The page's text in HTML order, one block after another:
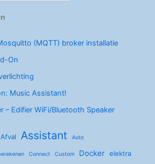
(MQTT) broker installatie
On
Music Assistant!
– Edifier WiFi/Bluetooth Speaker
Afval Assistant Auto
Connect Custom Docker elektra